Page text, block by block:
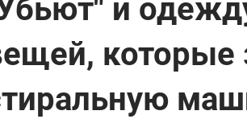
и
которые